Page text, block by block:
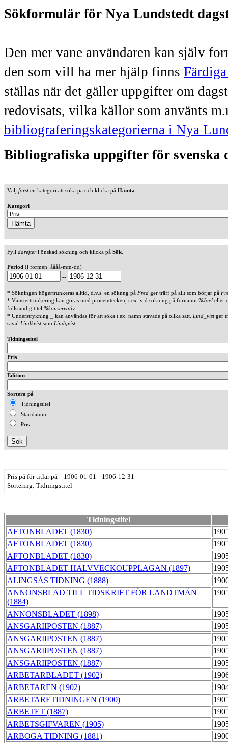
Sökformulär för Nya Lundstedt
Den mer vane användaren kan själv
den som vill ha mer hjälp finns
ställas när det gäller uppgifter om
redovisats, vilka källor som använts
bibliograferingskategorierna i Nya
Bibliografiska uppgifter för svenska
Välj försten kategori att söka på och klicka på Hämta
Kategori
Fyll därefteri önskad sökning och klicka på Sök
Period (i formen: åååå-mm-dd)
--
* Sökningen högertrunkeras alltid, d.v.s. en söknng på Fred ger träff på allt som börjar på
* Vänstertrunkering kan göras med procenttecken, t.ex. vid sökning på förnamn %Joel eller
fullständig titel %konservativ
* Understrykning _ kan användas för att söka t.ex. namn stavade på olika sätt. Lind_vistger
såväl Lindkvistsom Lindqvist.
Tidningstitel
Pris
Edition
Sortera på
Tidningstitel
Startdatum
Pris
Pris på för titlar på 1906-01-01- -1906-12-31
Sortering: Tidningstitel
Tidningstitel
AFTONBLADET (1830)
AFTONBLADET (1830)
AFTONBLADET (1830)
AFTONBLADET HALVVECKOUPPLAGAN (1897)
ALINGSÅS TIDNING (1888)
ANNONSBLAD TILL TIDSKRIFT FÖR LANDTMÄN
(1884)
ANNONSBLADET (1898)
ANSGARIIPOSTEN (1887)
ANSGARIIPOSTEN (1887)
ANSGARIIPOSTEN (1887)
ANSGARIIPOSTEN (1887)
ARBETARBLADET (1902)
ARBETAREN (1902)
ARBETARETIDNINGEN (1900)
ARBETET (1887)
ARBETSGIFVAREN (1905)
ARBOGA TIDNING (1881)